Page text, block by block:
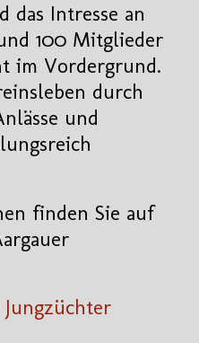
das Intresse an
100 Mitglieder
im Vordergrund.
durch
und
finden Sie auf
Jungzüchter